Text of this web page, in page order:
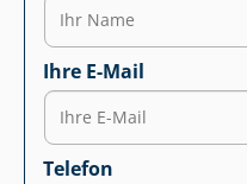
Ihre E-Mail
Telefon